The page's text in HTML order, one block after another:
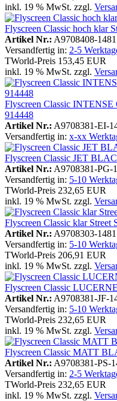
inkl. 19 % MwSt. zzgl.
Flyscreen Classic hoch klar
Artikel Nr.: A9708408-1481
Versandfertig in: 2-5
TWorld-Preis 153,45 EUR
inkl. 19 % MwSt. zzgl.
Flyscreen Classic
914448
Artikel Nr.: A9708381-EI-
Versandfertig in: x-xx
Flyscreen Classic JET
Artikel Nr.: A9708381-PG-
Versandfertig in: 5-10
TWorld-Preis 232,65 EUR
inkl. 19 % MwSt. zzgl.
Flyscreen Classic klar Street
Artikel Nr.: A9708303-1481
Versandfertig in: 5-10
TWorld-Preis 206,91 EUR
inkl. 19 % MwSt. zzgl.
Flyscreen Classic
Artikel Nr.: A9708381-JF-
Versandfertig in: 5-10
TWorld-Preis 232,65 EUR
inkl. 19 % MwSt. zzgl.
Flyscreen Classic MATT
Artikel Nr.: A9708381-PS-
Versandfertig in: 2-5
TWorld-Preis 232,65 EUR
inkl. 19 % MwSt. zzgl.